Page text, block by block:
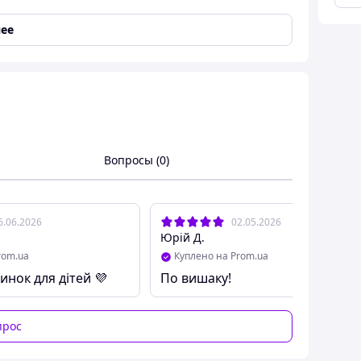
doloni для детей Детские пластиковые игровые
салатовый
салатового цвета, Пластиковый
Вопросы (0)
для дітей 💜
02.05.2026
Юрій Д.
Куплено на Prom.ua
По вишаку!